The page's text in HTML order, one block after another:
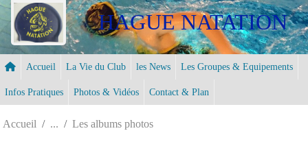
HAGUE NATATION
Accueil La Vie du Club les News Les Groupes & Equipements
Infos Pratiques Photos & Vidéos Contact & Plan
Accueil Les albums photos
Panneau de gestion des cookies